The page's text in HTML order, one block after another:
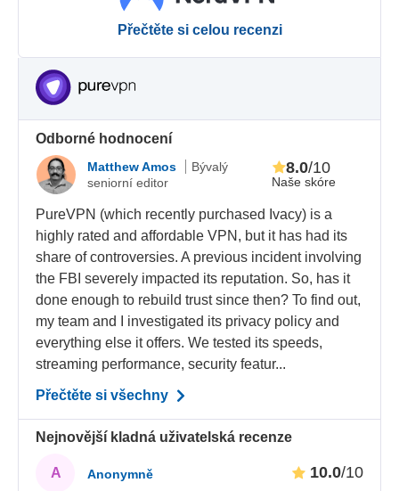
Přečtěte si celou recenzi
Odborné hodnocení
Matthew Amos
Bývalý
seniorní editor
Naše skóre
8.0/10
PureVPN (which recently purchased Ivacy) is a
highly rated and affordable VPN, but it has had its
share of controversies. A previous incident involving
the FBI severely impacted its reputation. So, has it
done enough to rebuild trust since then? To find out,
my team and I investigated its privacy policy and
everything else it offers. We tested its speeds,
streaming performance, security featur...
Přečtěte si všechny
Nejnovější kladná uživatelská recenze
A Anonymně 10.0/10